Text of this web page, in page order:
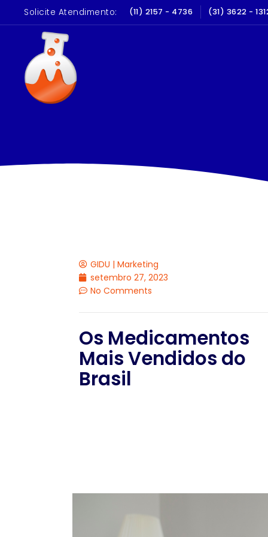
Solicite Atendimento: (11) 2157 - 4736 (31) 3622 -
E QUALIFICAÇÃO 10
GIDU | Marketing
setembro 27, 2023
No Comments
Os Medicamentos
Mais Vendidos do
Brasil